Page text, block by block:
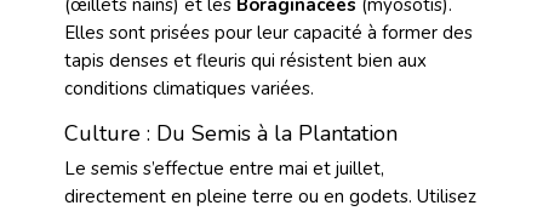
(œillets nains) et les Boraginacées (myosotis).
Elles sont prisées pour leur capacité à former des
tapis denses et fleuris qui résistent bien aux
conditions climatiques variées.
Culture : Du Semis à la Plantation
Le semis s’effectue entre mai et juillet,
directement en pleine terre ou en godets. Utilisez